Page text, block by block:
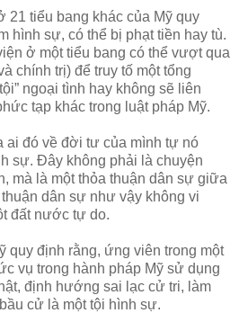
21 tiểu bang khác của Mỹ quy
hình sự, có thể bị phạt tiền hay tù.
ở một tiểu bang có thể vượt qua
chính trị) để truy tố một tổng
ngoại tình hay không sẽ liên
tạp khác trong luật pháp Mỹ.
ai đó về đời tư của mình tự nó
sự. Đây không phải là chuyện
mà là một thỏa thuận dân sự giữa
dân sự như vậy không vi
đất nước tự do.
quy định rằng, ứng viên trong một
vụ trong hành pháp Mỹ sử dụng
định hướng sai lạc cử tri, làm
cử là một tội hình sự.